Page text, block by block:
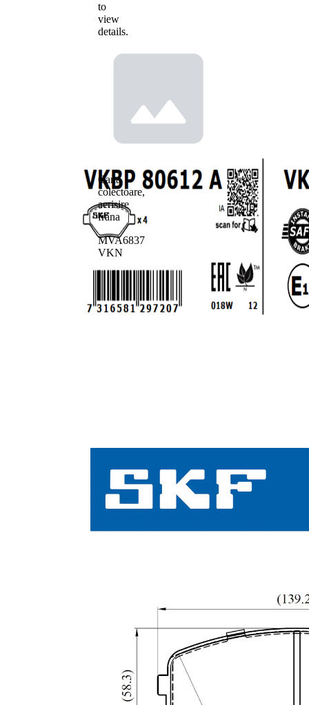
to
view
details.
Cana
colectoare,
aerisire
frana
MVA6837
VKN